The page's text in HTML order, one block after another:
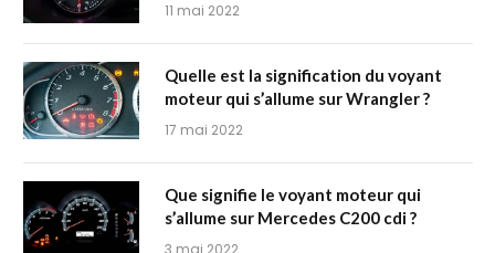
11 mai 2022
Quelle est la signification du voyant
moteur qui s’allume sur Wrangler ?
17 mai 2022
Que signifie le voyant moteur qui
s’allume sur Mercedes C200 cdi ?